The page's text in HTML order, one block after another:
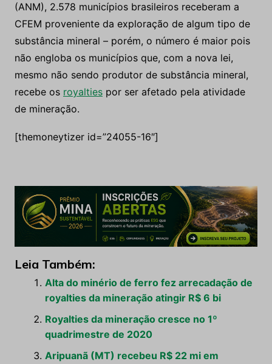
(ANM), 2.578 municípios brasileiros receberam a
CFEM proveniente da exploração de algum tipo de
substância mineral – porém, o número é maior pois
não engloba os municípios que, com a nova lei,
mesmo não sendo produtor de substância mineral,
recebe os royaltiespor ser afetado pela atividade
de mineração.
[themoneytizer id=”24055-16″]
Leia Também:
Alta do minério de ferro fez arrecadação de
royalties da mineração atingir R$ 6 bi
Royalties da mineração cresce no 1º
quadrimestre de 2020
Aripuanã (MT) recebeu R$ 22 mi em